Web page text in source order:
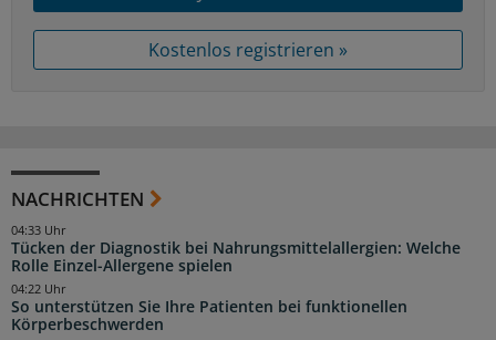
Kostenlos registrieren »
NACHRICHTEN
Tücken der Diagnostik bei Nahrungsmittelallergien: Welche
Rolle Einzel-Allergene spielen
04:33 Uhr
So unterstützen Sie Ihre Patienten bei funktionellen
Körperbeschwerden
04:22 Uhr